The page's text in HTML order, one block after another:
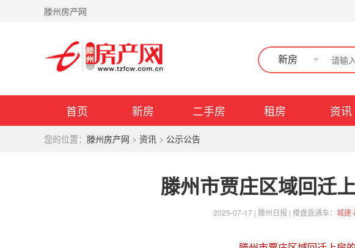
滕州房产网
新房
首页 新房 二手房 租房 资讯
您的位置： 滕州房产网 > 资讯 > 公示公告
滕州市贾庄区域回迁
2025-07-17 | 滕州日报 | 楼盘直通车： 城建